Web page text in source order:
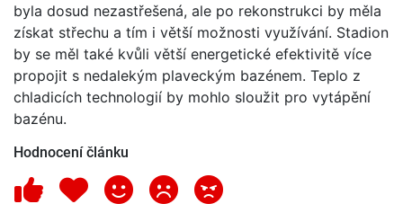
byla dosud nezastřešená, ale po rekonstrukci by měla
získat střechu a tím i větší možnosti využívání. Stadion
by se měl také kvůli větší energetické efektivitě více
propojit s nedalekým plaveckým bazénem. Teplo z
chladicích technologií by mohlo sloužit pro vytápění
bazénu.
Hodnocení článku